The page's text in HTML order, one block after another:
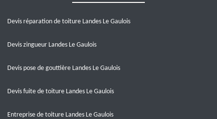
Devis réparation de toiture Landes Le Gaulois
Devis zingueur Landes Le Gaulois
Devis pose de gouttière Landes Le Gaulois
Devis fuite de toiture Landes Le Gaulois
Entreprise de toiture Landes Le Gaulois